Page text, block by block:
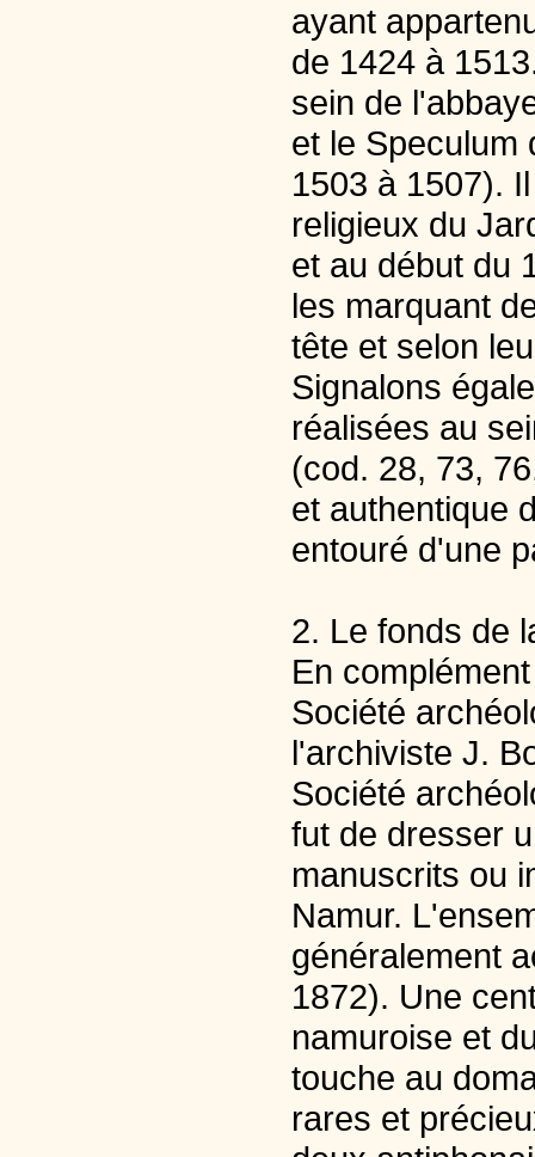
ayant
de 1424 à
sein de
et le Speculum
1503 à 1507).
religieux du
et au début du
les marquant
tête et selon
Signalons
réalisées au
(cod. 28, 73,
et authentique
entouré d'une
2. Le fonds de
En
Société
l'archiviste J.
Société
fut de dresser
manuscrits ou
Namur.
généralement
1872). Une
namuroise et
touche au
rares et